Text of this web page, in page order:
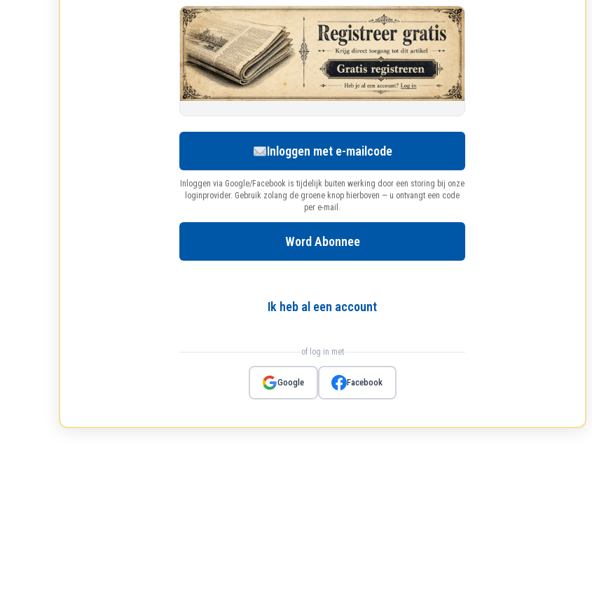
Inloggen met e-mailcode
Inloggen via Google/Facebook is tijdelijk buiten werking door een storing bij onze
loginprovider. Gebruik zolang de groene knop hierboven — u ontvangt een code
per e-mail.
Word Abonnee
Ik heb al een account
of log in met
Google Facebook